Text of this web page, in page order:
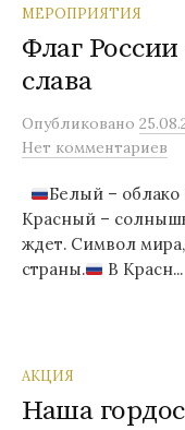
МЕРОПРИЯТИЯ
Флаг
слава
Опубликовано
Нет комментариев
Белый –
Красный –
ждет. Символ
страны.
В Красн...
АКЦИЯ
Наша